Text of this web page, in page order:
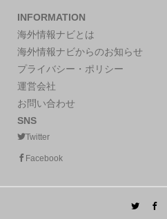
INFORMATION
海外情報ナビとは
海外情報ナビからのお知らせ
プライバシー・ポリシー
運営会社
お問い合わせ
SNS
Twitter
Facebook